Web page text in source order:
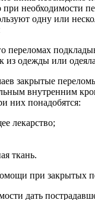
необходимости
одну или
переломах
из одежды или
закрытые
внутренним
них понадобятся:
лекарство;
ткань.
при закрытых
дать